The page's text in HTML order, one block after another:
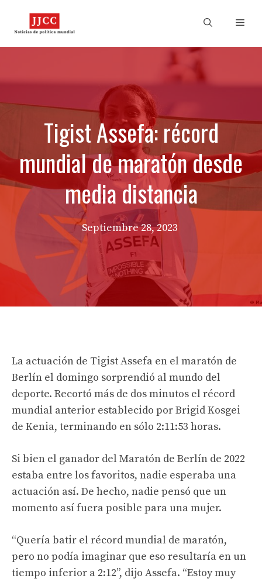
Tigist Assefa: récord
mundial de maratón desde
media distancia
Septiembre 28, 2023
La actuación de Tigist Assefa en el maratón de
Berlín el domingo sorprendió al mundo del
deporte. Recortó más de dos minutos el récord
mundial anterior establecido por Brigid Kosgei
de Kenia, terminando en sólo 2:11:53 horas.
Si bien el ganador del Maratón de Berlín de 2022
estaba entre los favoritos, nadie esperaba una
actuación así. De hecho, nadie pensó que un
momento así fuera posible para una mujer.
“Quería batir el récord mundial de maratón,
pero no podía imaginar que eso resultaría en un
tiempo inferior a 2:12”, dijo Assefa. “Estoy muy